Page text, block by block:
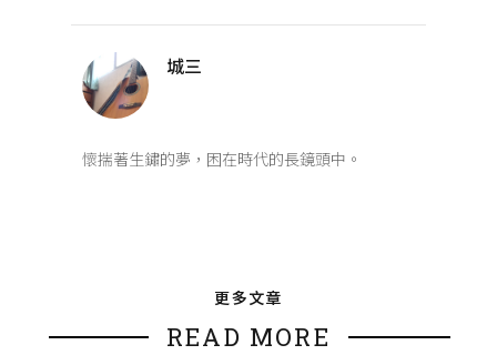
城三
懷揣著生鏽的夢，困在時代的長鏡頭中。
更多文章
READ MORE